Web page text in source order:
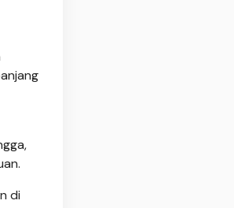
di